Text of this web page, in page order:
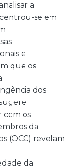
a
se em
e
que os
dos
com os
da
(OCC) revelam
da